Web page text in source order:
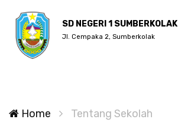
SD NEGERI 1 SUMBERKOLAK
Jl. Cempaka 2, Sumberkolak
Home Tentang Sekolah